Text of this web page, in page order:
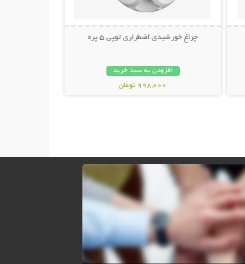
چراغ خورشیدی اضطراری توپی 5 پره
افزودن به سبد خرید
998,000 تومان